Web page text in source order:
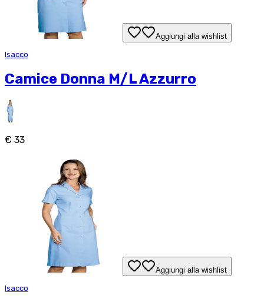
Aggiungi alla wishlist
Isacco
Camice Donna M/L Azzurro
€ 33
Aggiungi alla wishlist
Isacco